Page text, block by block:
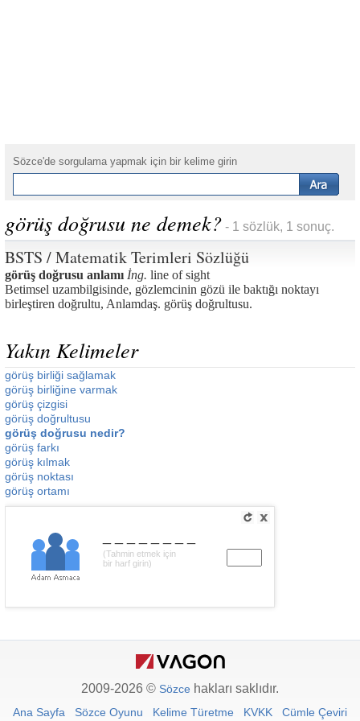
Sözce'de sorgulama yapmak için bir kelime girin
görüş doğrusu ne demek? - 1 sözlük, 1 sonuç.
BSTS / Matematik Terimleri Sözlüğü
görüş doğrusu anlamı İng. line of sight
Betimsel uzambilgisinde, gözlemcinin gözü ile baktığı noktayı
birleştiren doğrultu, Anlamdaş. görüş doğrultusu.
Yakın Kelimeler
görüş birliği sağlamak
görüş birliğine varmak
görüş çizgisi
görüş doğrultusu
görüş doğrusu nedir?
görüş farkı
görüş kılmak
görüş noktası
görüş ortamı
(Tahmin etmek için
bir harf girin)
2009-2026 © Sözce hakları saklıdır.
Ana Sayfa Sözce Oyunu Kelime Türetme KVKK Cümle Çeviri